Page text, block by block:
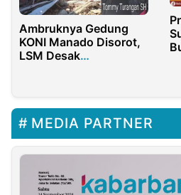
Ambruknya Gedung
KONI Manado Disorot,
LSM Desak
MEDIA PARTNER